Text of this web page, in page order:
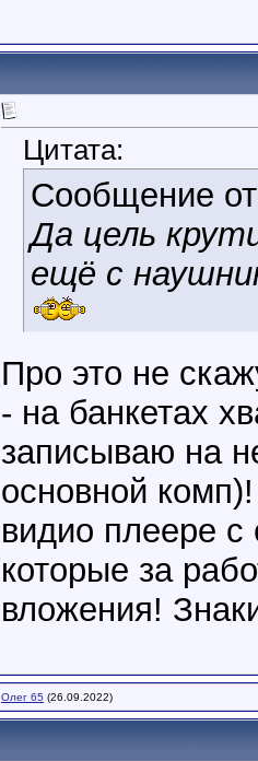
Цитата:
Сообщение
Да цель
ещё с
Про это не
- на банкетах
записываю на
основной
видио плеере с
которые за
вложения!
Олег 65 (26.09.2022)